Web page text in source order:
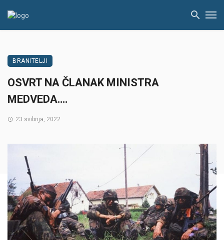
BRANITELJI
OSVRT NA ČLANAK MINISTRA
MEDVEDA….
23 svibnja, 2022